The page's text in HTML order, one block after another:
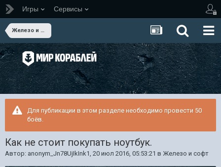
Игры Сервисы
Железо и софт
Для публикации в этом разделе необходимо провести 50
боёв.
Как не стоит покупать ноутбук.
Автор: anonym_Jn78UjIkInk1, 20 июл 2016, 05:53:21 в Железо и софт